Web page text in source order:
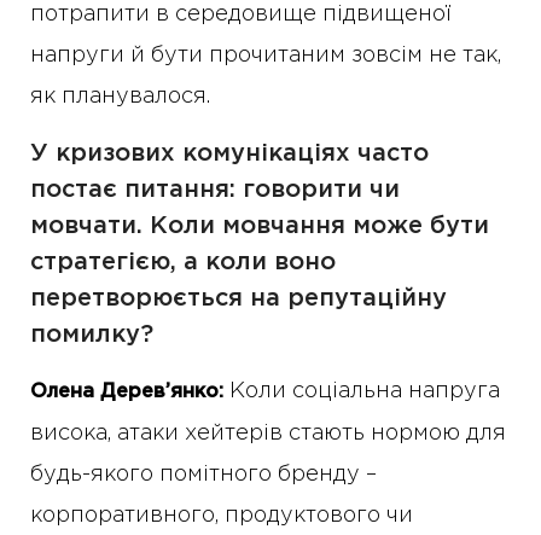
потрапити в середовище підвищеної
напруги й бути прочитаним зовсім не так,
як планувалося.
У кризових комунікаціях часто
постає питання: говорити чи
мовчати. Коли мовчання може бути
стратегією, а коли воно
перетворюється на репутаційну
помилку?
Олена Дерев’янко: Коли соціальна напруга
висока, атаки хейтерів стають нормою для
будь-якого помітного бренду –
корпоративного, продуктового чи